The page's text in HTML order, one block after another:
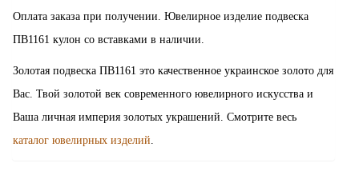
Оплата заказа при получении. Ювелирное изделие подвеска
ПВ1161 кулон со вставками в наличии.
Золотая подвеска ПВ1161 это качественное украинское золото для
Вас. Твой золотой век современного ювелирного искусства и
Ваша личная империя золотых украшений. Смотрите весь
каталог ювелирных изделий